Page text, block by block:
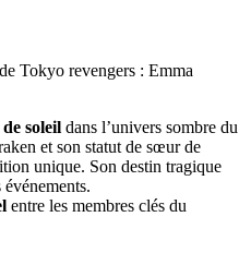
soleil dans l’univers sombre du
et son statut de sœur de
unique. Son destin tragique
entre les membres clés du